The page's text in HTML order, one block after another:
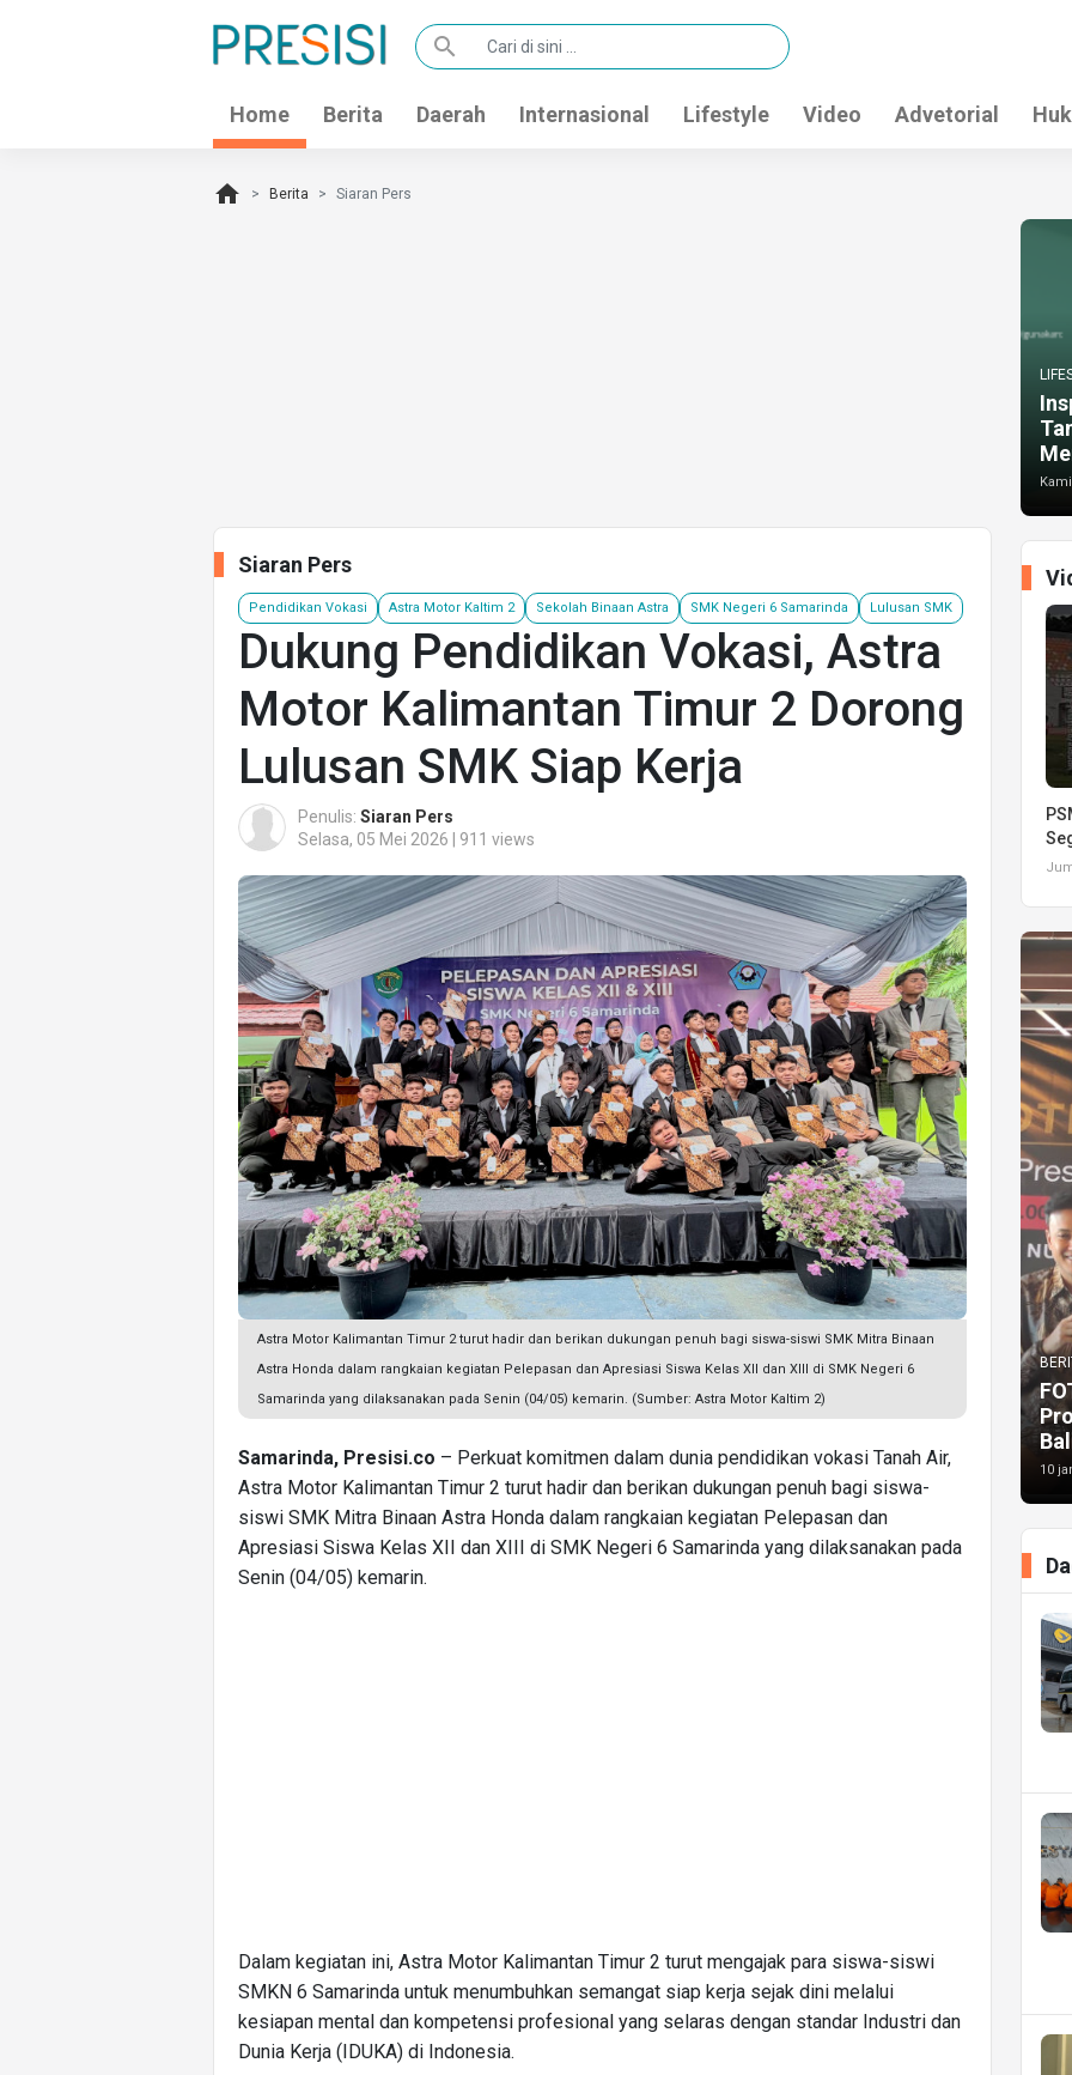
search
Home Berita Daerah Internasional Lifestyle Video Advetorial
home Berita Siaran Pers
Siaran Pers
Pendidikan Vokasi Astra Motor Kaltim 2 Sekolah Binaan Astra SMK Negeri 6 Samarinda Lulusan SMK
Dukung Pendidikan Vokasi, Astra
Motor Kalimantan Timur 2 Dorong
Lulusan SMK Siap Kerja
Penulis: Siaran Pers
Selasa, 05 Mei 2026 | 911 views
Astra Motor Kalimantan Timur 2 turut hadir dan berikan dukungan penuh bagi siswa-siswi SMK Mitra Binaan
Astra Honda dalam rangkaian kegiatan Pelepasan dan Apresiasi Siswa Kelas XII dan XIII di SMK Negeri 6
Samarinda yang dilaksanakan pada Senin (04/05) kemarin. (Sumber: Astra Motor Kaltim 2)
Samarinda, Presisi.co – Perkuat komitmen dalam dunia pendidikan vokasi Tanah Air,
Astra Motor Kalimantan Timur 2 turut hadir dan berikan dukungan penuh bagi siswa-
siswi SMK Mitra Binaan Astra Honda dalam rangkaian kegiatan Pelepasan dan
Apresiasi Siswa Kelas XII dan XIII di SMK Negeri 6 Samarinda yang dilaksanakan pada
Senin (04/05) kemarin.
Dalam kegiatan ini, Astra Motor Kalimantan Timur 2 turut mengajak para siswa-siswi
SMKN 6 Samarinda untuk menumbuhkan semangat siap kerja sejak dini melalui
kesiapan mental dan kompetensi profesional yang selaras dengan standar Industri dan
Dunia Kerja (IDUKA) di Indonesia.
10